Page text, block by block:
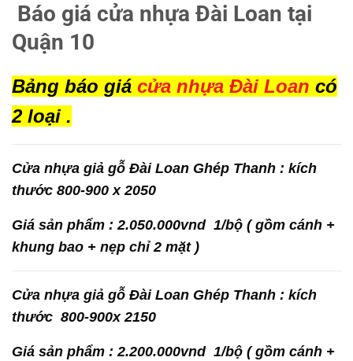
Báo giá cửa nhựa Đài Loan tại
Quận 10
Bảng báo giá cửa nhựa Đài Loan có
2 loại .
Cửa nhựa giả gỗ Đài Loan Ghép Thanh : kích
thước 800-900 x 2050
Giá sản phẩm : 2.050.000vnd 1/bộ ( gồm cánh +
khung bao + nẹp chỉ 2 mặt )
Cửa nhựa giả gỗ Đài Loan Ghép Thanh : kích
thước 800-900x 2150
Giá sản phẩm : 2.200.000vnd 1/bộ ( gồm cánh +